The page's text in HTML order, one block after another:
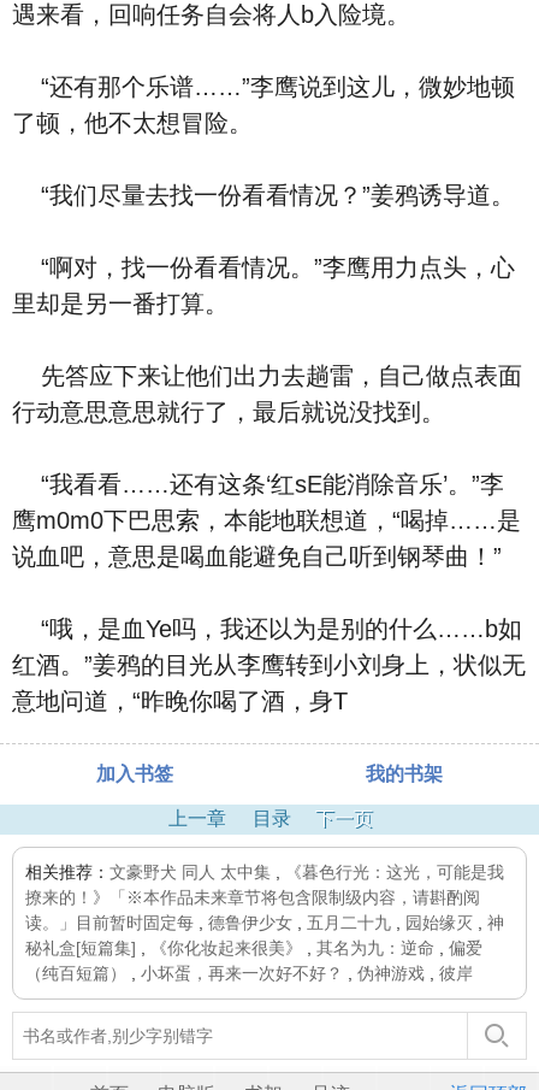
遇来看，回响任务自会将人b入险境。
“还有那个乐谱……”李鹰说到这儿，微妙地顿
了顿，他不太想冒险。
“我们尽量去找一份看看情况？”姜鸦诱导道。
“啊对，找一份看看情况。”李鹰用力点头，心
里却是另一番打算。
先答应下来让他们出力去趟雷，自己做点表面
行动意思意思就行了，最后就说没找到。
“我看看……还有这条‘红sE能消除音乐’。”李
鹰m0m0下巴思索，本能地联想道，“喝掉……是
说血吧，意思是喝血能避免自己听到钢琴曲！”
“哦，是血Ye吗，我还以为是别的什么……b如
红酒。”姜鸦的目光从李鹰转到小刘身上，状似无
意地问道，“昨晚你喝了酒，身T
加入书签 我的书架
上一章 目录 下一页
相关推荐： 文豪野犬 同人 太中集
《暮色行光：这光，可能是我
撩来的！》「※本作品未来章节将包含限制级内容，请斟酌阅
读。」目前暂时固定每
德鲁伊少女 五月二十九 园始缘灭
神
秘礼盒[短篇集]
《你化妆起来很美》 其名为九：逆命
偏爱
（纯百短篇）
小坏蛋，再来一次好不好？ 伪神游戏 彼岸